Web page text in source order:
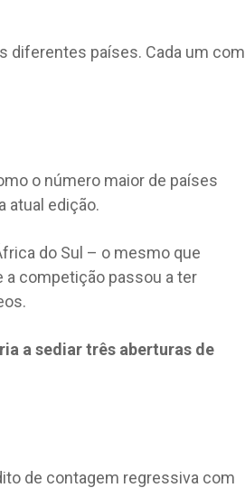
diferentes países. Cada um com
o número maior de países
atual edição.
do Sul – o mesmo que
a competição passou a ter
a sediar três aberturas de
de contagem regressiva com